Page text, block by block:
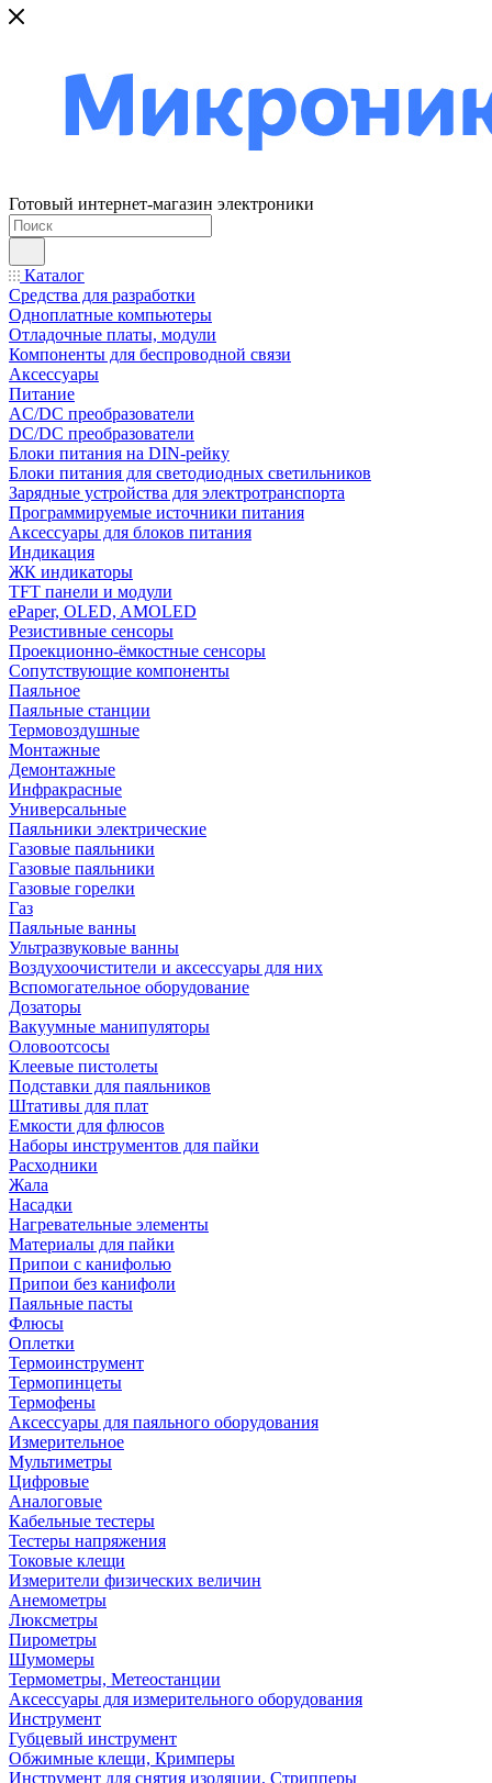
Готовый интернет-магазин электроники
Каталог
Средства для разработки
Одноплатные компьютеры
Отладочные платы, модули
Компоненты для беспроводной связи
Аксессуары
Питание
AC/DC преобразователи
DC/DC преобразователи
Блоки питания на DIN-рейку
Блоки питания для светодиодных светильников
Зарядные устройства для электротранспорта
Программируемые источники питания
Аксессуары для блоков питания
Индикация
ЖК индикаторы
TFT панели и модули
ePaper, OLED, AMOLED
Резистивные сенсоры
Проекционно-ёмкостные сенсоры
Сопутствующие компоненты
Паяльное
Паяльные станции
Термовоздушные
Монтажные
Демонтажные
Инфракрасные
Универсальные
Паяльники электрические
Газовые паяльники
Газовые паяльники
Газовые горелки
Газ
Паяльные ванны
Ультразвуковые ванны
Воздухоочистители и аксессуары для них
Вспомогательное оборудование
Дозаторы
Вакуумные манипуляторы
Оловоотсосы
Клеевые пистолеты
Подставки для паяльников
Штативы для плат
Емкости для флюсов
Наборы инструментов для пайки
Расходники
Жала
Насадки
Нагревательные элементы
Материалы для пайки
Припои с канифолью
Припои без канифоли
Паяльные пасты
Флюсы
Оплетки
Термоинструмент
Термопинцеты
Термофены
Аксессуары для паяльного оборудования
Измерительное
Мультиметры
Цифровые
Аналоговые
Кабельные тестеры
Тестеры напряжения
Токовые клещи
Измерители физических величин
Анемометры
Люксметры
Пирометры
Шумомеры
Термометры, Метеостанции
Аксессуары для измерительного оборудования
Инструмент
Губцевый инструмент
Обжимные клещи, Кримперы
Инструмент для снятия изоляции, Стрипперы